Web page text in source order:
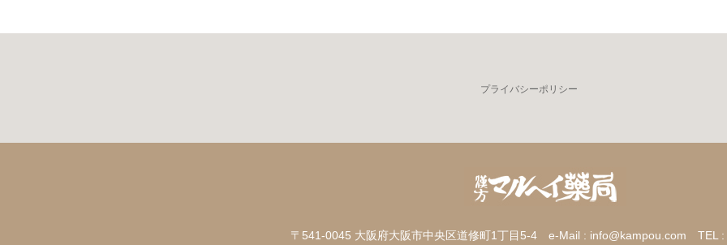
プライバシーポリシー
〒541-0045 大阪府大阪市中央区道修町1丁目5-4 e-Mail : info@kampou.com TEL